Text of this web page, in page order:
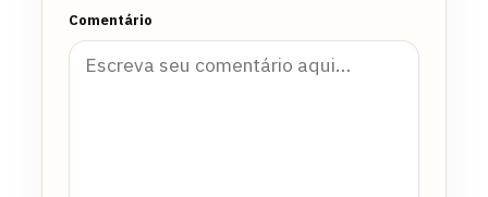
Comentário